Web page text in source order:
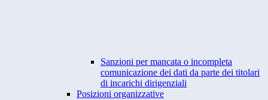
Sanzioni per mancata o incompleta
comunicazione dei dati da parte dei titolari
di incarichi dirigenziali
Posizioni organizzative